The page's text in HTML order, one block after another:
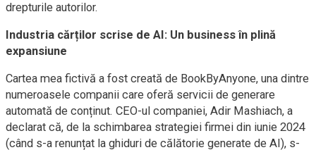
drepturile autorilor.
Industria cărților scrise de AI: Un business în plină
expansiune
Cartea mea fictivă a fost creată de BookByAnyone, una dintre
numeroasele companii care oferă servicii de generare
automată de conținut. CEO-ul companiei, Adir Mashiach, a
declarat că, de la schimbarea strategiei firmei din iunie 2024
(când s-a renunțat la ghiduri de călătorie generate de AI), s-